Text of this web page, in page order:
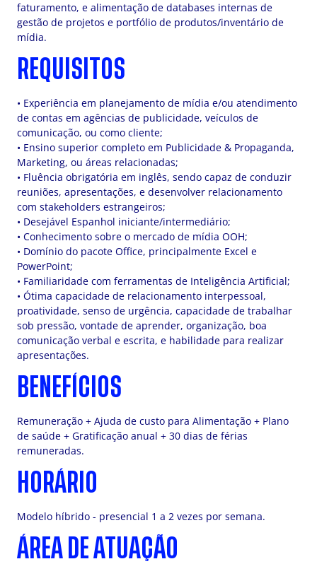
faturamento, e alimentação de databases internas de
gestão de projetos e portfólio de produtos/inventário de
mídia.
REQUISITOS
• Experiência em planejamento de mídia e/ou atendimento
de contas em agências de publicidade, veículos de
comunicação, ou como cliente;
• Ensino superior completo em Publicidade & Propaganda,
Marketing, ou áreas relacionadas;
• Fluência obrigatória em inglês, sendo capaz de conduzir
reuniões, apresentações, e desenvolver relacionamento
com stakeholders estrangeiros;
• Desejável Espanhol iniciante/intermediário;
• Conhecimento sobre o mercado de mídia OOH;
• Domínio do pacote Office, principalmente Excel e
PowerPoint;
• Familiaridade com ferramentas de Inteligência Artificial;
• Ótima capacidade de relacionamento interpessoal,
proatividade, senso de urgência, capacidade de trabalhar
sob pressão, vontade de aprender, organização, boa
comunicação verbal e escrita, e habilidade para realizar
apresentações.
BENEFÍCIOS
Remuneração + Ajuda de custo para Alimentação + Plano
de saúde + Gratificação anual + 30 dias de férias
remuneradas.
HORÁRIO
Modelo híbrido - presencial 1 a 2 vezes por semana.
ÁREA DE ATUAÇÃO